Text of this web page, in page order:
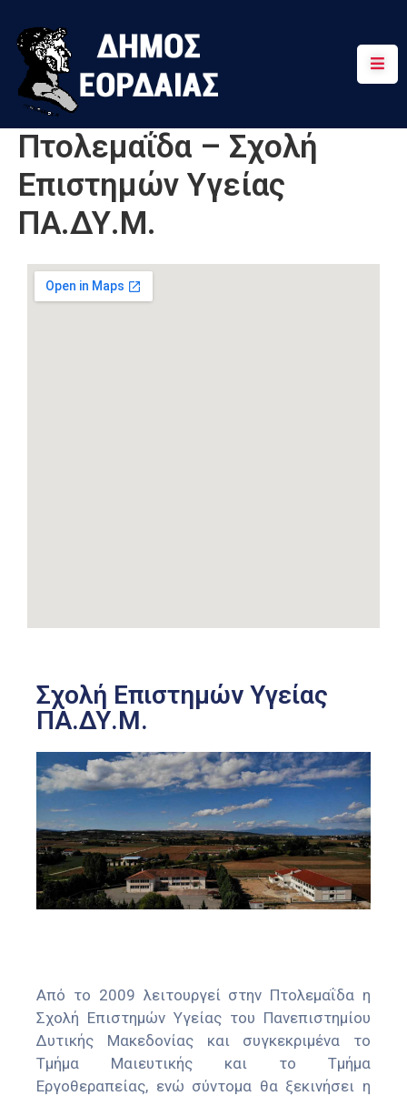
Αρχική
Πτολεμαΐδα
Κοινότητες
Χρήσιμα
Πτολεμαΐδα – Σχολή
Επιστημών Υγείας
ΠΑ.ΔΥ.Μ.
Σχολή Επιστημών Υγείας
ΠΑ.ΔΥ.Μ.
Από το 2009 λειτουργεί στην Πτολεμαΐδα η
Σχολή Επιστημών Υγείας του Πανεπιστημίου
Δυτικής Μακεδονίας και συγκεκριμένα το
Τμήμα Μαιευτικής και το Τμήμα
Εργοθεραπείας, ενώ σύντομα θα ξεκινήσει η